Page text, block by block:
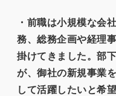
・前職は小規模な会
務、総務企画や経理
掛けてきました。部
が、御社の新規事業
して活躍したいと希